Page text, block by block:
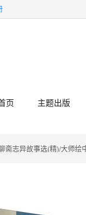
页 主题出版
斋志异故事选(精)/大师绘